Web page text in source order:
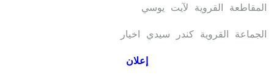
المقاطعة القروية لآيت يوسي
الجماعة القروية كندر سيدي اخيار
إعلان